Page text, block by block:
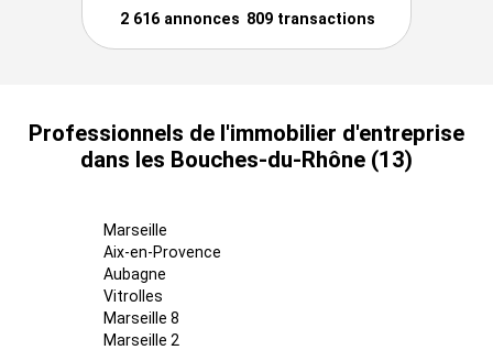
2 616 annonces 809 transactions
Professionnels de l'immobilier d'entreprise
dans les Bouches-du-Rhône (13)
Marseille
Aix-en-Provence
Aubagne
Vitrolles
Marseille 8
Marseille 2